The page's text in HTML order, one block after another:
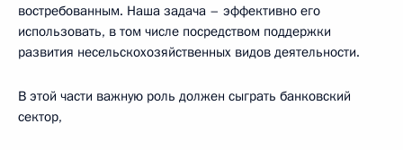
востребованным. Наша задача – эффективно его
использовать, в том числе посредством поддержки
развития несельскохозяйственных видов деятельности.
В этой части важную роль должен сыграть банковский
сектор,